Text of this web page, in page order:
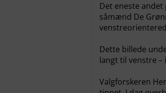
Det eneste
såmænd De
Dette billede
langt til venstre
Valgforskeren